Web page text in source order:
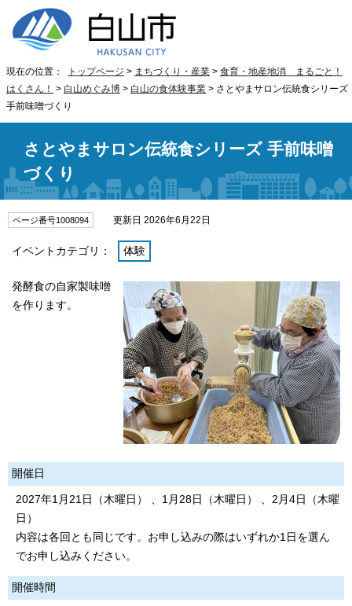
現在の位置： トップページ > まちづくり・産業 > 食育・地産地消 まるごと！
はくさん！ > 白山めぐみ博 > 白山の食体験事業 > さとやまサロン伝統食シリーズ
手前味噌づくり
さとやまサロン伝統食シリーズ 手前味噌
づくり
ページ番号1008094 更新日 2026年6月22日
イベントカテゴリ： 体験
発酵食の自家製味噌
を作ります。
開催日
2027年1月21日（木曜日） 、1月28日（木曜日） 、2月4日（木曜
日）
内容は各回とも同じです。お申し込みの際はいずれか1日を選ん
でお申し込みください。
開催時間